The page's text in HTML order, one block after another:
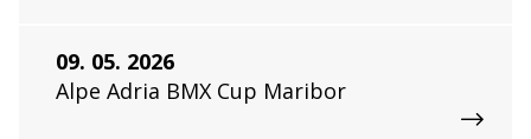
09. 05. 2026
Alpe Adria BMX Cup Maribor